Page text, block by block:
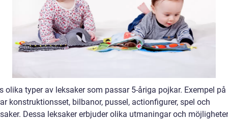
olika typer av leksaker som passar 5-åriga pojkar. Exempel på
konstruktionsset, bilbanor, pussel, actionfigurer, spel och
Dessa leksaker erbjuder olika utmaningar och